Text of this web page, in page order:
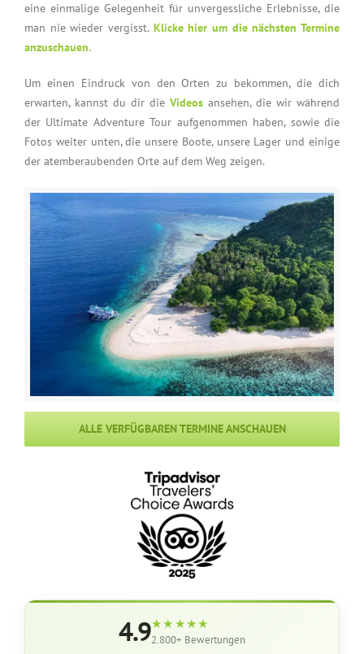
eine einmalige Gelegenheit für unvergessliche Erlebnisse, die
man nie wieder vergisst. Klicke hier um die nächsten Termine
anzuschauen.
Um einen Eindruck von den Orten zu bekommen, die dich
erwarten, kannst du dir die Videos ansehen, die wir während
der Ultimate Adventure Tour aufgenommen haben, sowie die
Fotos weiter unten, die unsere Boote, unsere Lager und einige
der atemberaubenden Orte auf dem Weg zeigen.
ALLE VERFÜGBAREN TERMINE ANSCHAUEN
4.9★★★★★
2.800+ Bewertungen